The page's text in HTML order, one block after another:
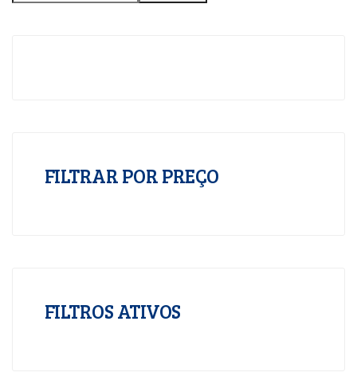
FILTRAR POR PREÇO
FILTROS ATIVOS